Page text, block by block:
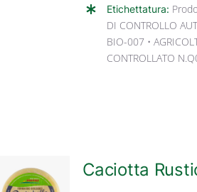
Etichettatura:
DI CONTROLLO
BIO-007 •
CONTROLLATO
Caciotta